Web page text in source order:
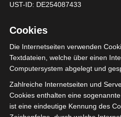
Mein
unser
UST-ID: DE254087433
Cookies
Die Internetseiten verwenden
Textdateien, welche über einen
Computersystem abgelegt und
Zahlreiche Internetseiten und
Cookies enthalten eine
ist eine eindeutige Kennung des